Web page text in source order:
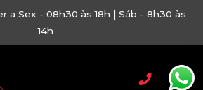
a Sex - 08h30 às 18h | Sáb - 8h30 às
14h